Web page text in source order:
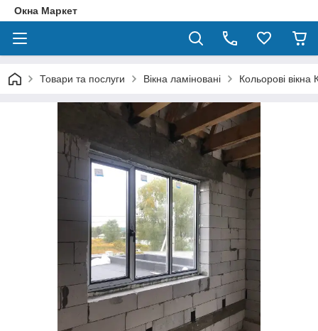
Окна Маркет
Товари та послуги Вікна ламіновані Кольорові вікна